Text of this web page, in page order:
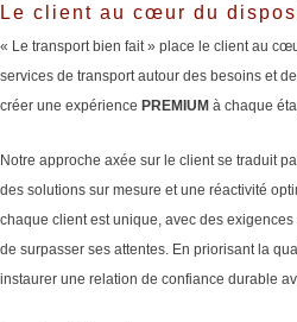
Le client au cœur du
« Le transport bien fait » place le client au
services de transport autour des besoins et
créer une expérience PREMIUM à chaque
Notre approche axée sur le client se traduit
des solutions sur mesure et une réactivité
chaque client est unique, avec des
de surpasser ses attentes. En priorisant la
instaurer une relation de confiance durable